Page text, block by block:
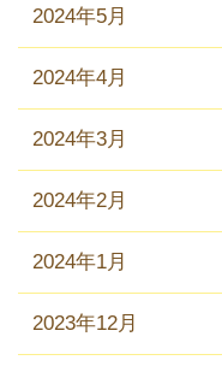
2024年5月
2024年4月
2024年3月
2024年2月
2024年1月
2023年12月